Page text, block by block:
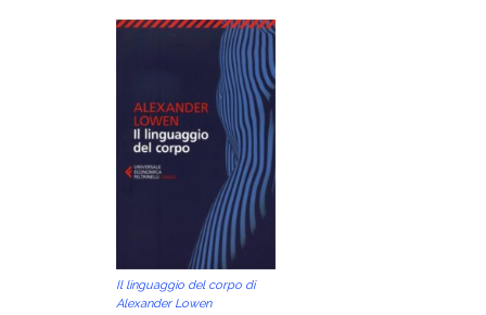
Il linguaggio del corpo di
Alexander Lowen